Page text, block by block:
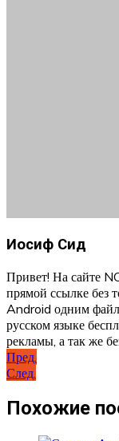
Иосиф Сид
Привет! На сайте
прямой ссылке без
Android одним
русском языке
рекламы, а так же
Навигация
по
записям
Пред.
След.
Похожие